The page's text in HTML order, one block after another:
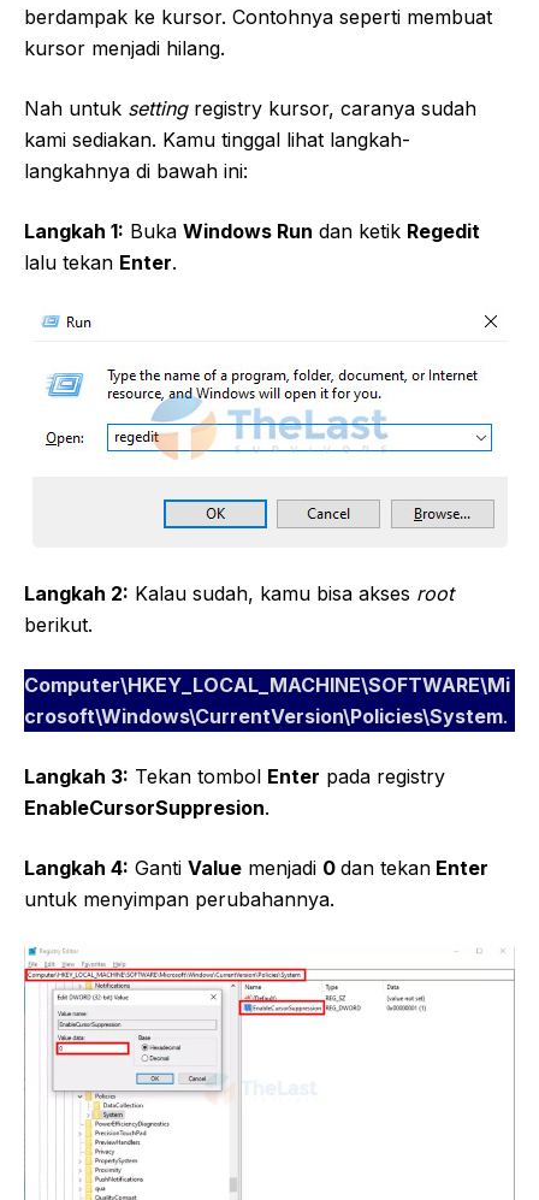
berdampak ke kursor. Contohnya seperti membuat
kursor menjadi hilang.
Nah untuk settingregistry kursor, caranya sudah
kami sediakan. Kamu tinggal lihat langkah-
langkahnya di bawah ini:
Langkah 1: Buka Windows Run dan ketik Regedit
lalu tekan Enter.
Langkah 2: Kalau sudah, kamu bisa akses root
berikut.
Computer\HKEY_LOCAL_MACHINE\SOFTWARE\Mi
crosoft\Windows\CurrentVersion\Policies\System.
Langkah 3: Tekan tombol Enter pada registry
EnableCursorSuppresion.
Langkah 4: Ganti Value menjadi 0 dan tekan Enter
untuk menyimpan perubahannya.